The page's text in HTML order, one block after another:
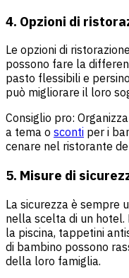
4. Opzioni di
Le opzioni di
possono fare la
pasto flessibili e
può migliorare il loro
Consiglio pro:
a tema o sconti per i
cenare nel ristorante
5. Misure di
La sicurezza è sempre
nella scelta di un hotel.
la piscina, tappetini
di bambino possono
della loro famiglia.